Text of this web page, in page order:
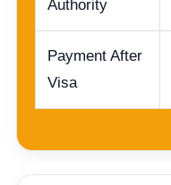
Authority
Payment After
Visa